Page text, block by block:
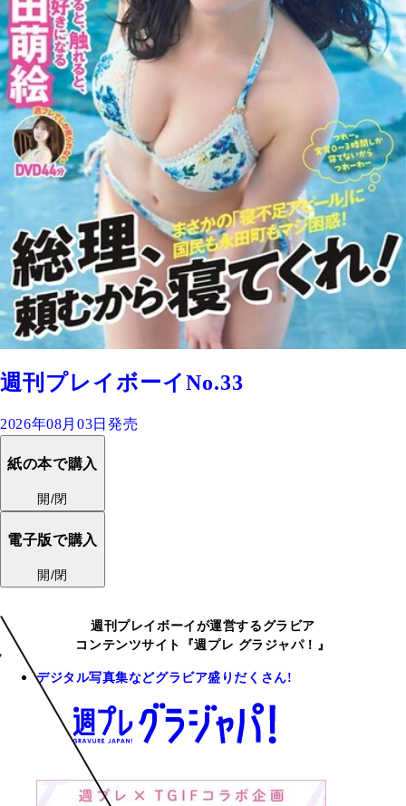
週刊プレイボーイNo.33
2026年08月03日発売
紙の本で購入
開/閉
電子版で購入
開/閉
週刊プレイボーイが運営するグラビア
コンテンツサイト『週プレ グラジャパ！』
デジタル写真集などグラビア盛りだくさん!